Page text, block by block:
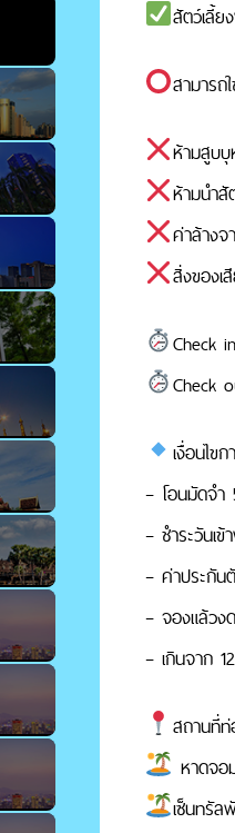
สัตว์เลี้ย
สามารถ
ห้ามสูบบุ
ห้ามนำสั
ค่าล้าง
สิ่งของเ
Check
Check
เงื่อนไข
– โอนมัดจำ
– ชำระวันเ
– ค่าประกัน
– จองแล้วง
– เกินจาก
สถานที่ท่
หาดจอ
เซ็นทรัล